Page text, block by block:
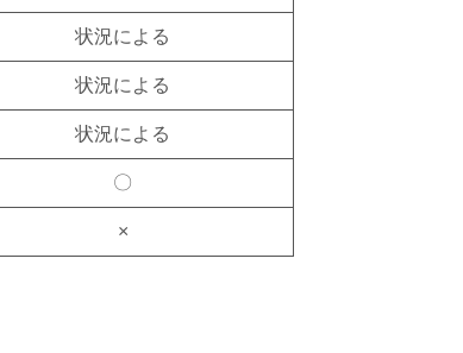
状況による
状況による
状況による
〇
×